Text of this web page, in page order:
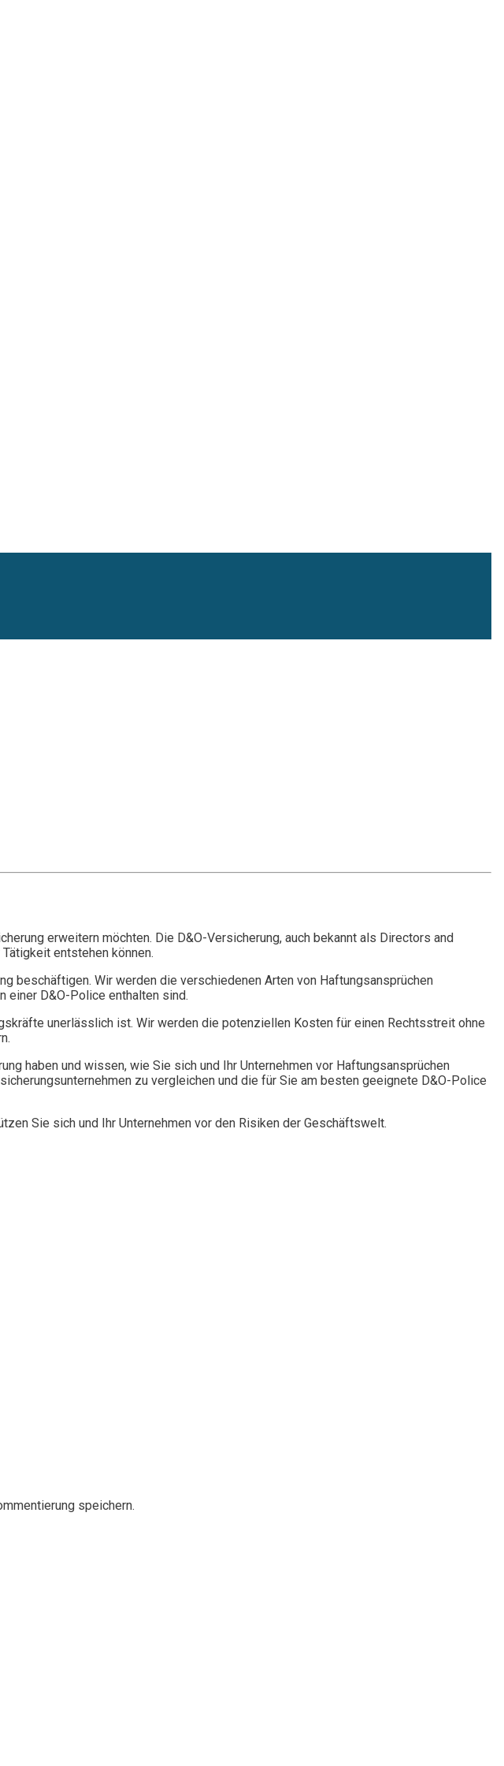
erweitern möchten. Die D&O-Versicherung, auch bekannt als Directors and
entstehen können.
beschäftigen. Wir werden die verschiedenen Arten von Haftungsansprüchen
einer D&O-Police enthalten sind.
unerlässlich ist. Wir werden die potenziellen Kosten für einen Rechtsstreit ohne
haben und wissen, wie Sie sich und Ihr Unternehmen vor Haftungsansprüchen
zu vergleichen und die für Sie am besten geeignete D&O-Police
Sie sich und Ihr Unternehmen vor den Risiken der Geschäftswelt.
speichern.